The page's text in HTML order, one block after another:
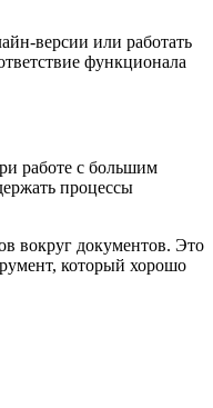
версии или работать
функционала
работе с большим
процессы
вокруг документов. Это
который хорошо